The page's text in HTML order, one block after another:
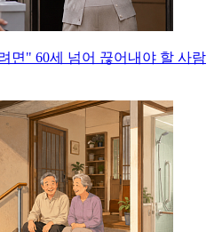
면" 60세 넘어 끊어내야 할 사람